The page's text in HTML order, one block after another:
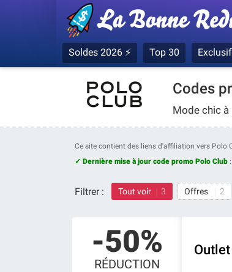
Soldes 2026 ⚡ Top 30 Exclusif
Codes
Mode chic
Ce site contient des liens d'affiliation vers Polo
✓ Dernière mise à jour code promo Polo Club :
Filtrer : Tout voir 3 Offres 2
-50%
RÉDUCTION